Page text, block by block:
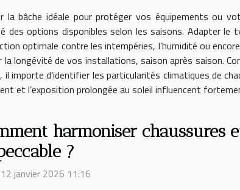
la bâche idéale pour protéger vos équipements ou
des options disponibles selon les saisons. Adapter le
optimale contre les intempéries, l’humidité ou
longévité de vos installations, saison après saison.
importe d’identifier les particularités climatiques de
et l’exposition prolongée au soleil influencent
harmoniser chaussures
?
janvier 2026 11:16